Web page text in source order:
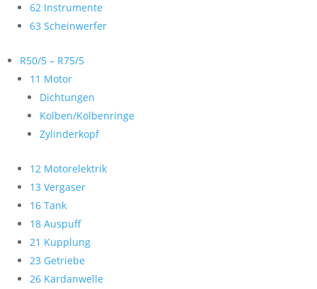
62 Instrumente
63 Scheinwerfer
R50/5 – R75/5
11 Motor
Dichtungen
Kolben/Kolbenringe
Zylinderkopf
12 Motorelektrik
13 Vergaser
16 Tank
18 Auspuff
21 Kupplung
23 Getriebe
26 Kardanwelle